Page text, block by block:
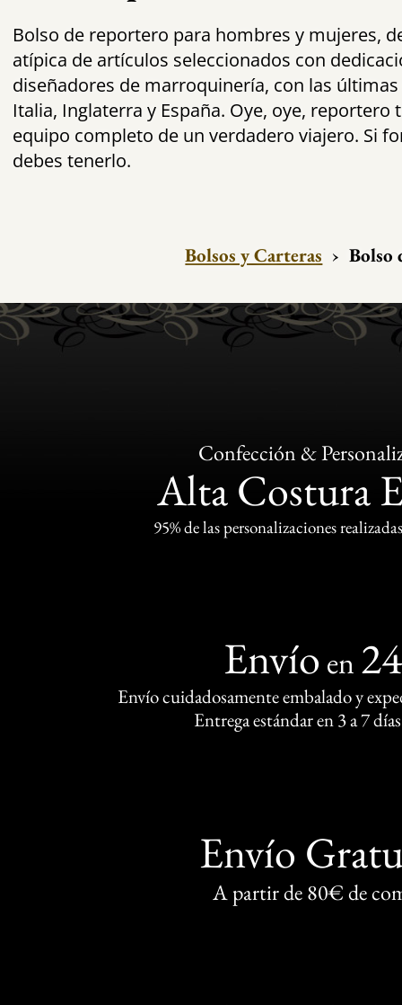
Bolso de reportero para hombres y mujeres,
atípica de artículos seleccionados con
diseñadores de marroquinería, con las
Italia, Inglaterra y España. Oye, oye, reportero
equipo completo de un verdadero viajero. Si
debes tenerlo.
Bolsos y Carteras › Bolso
Confección &
Alta Costura
95% de las personalizaciones
Envío en
Envío cuidadosamente embalado y
Entrega estándar en 3 a 7
Envío
A partir de 80€ de